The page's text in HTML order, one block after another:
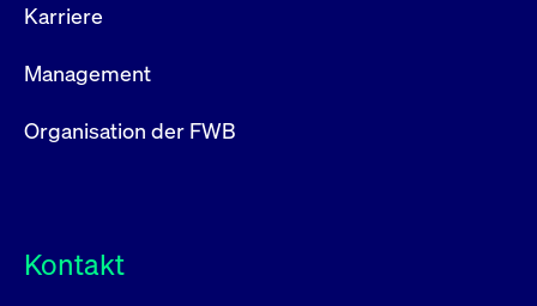
Karriere
Management
Organisation der FWB
Kontakt